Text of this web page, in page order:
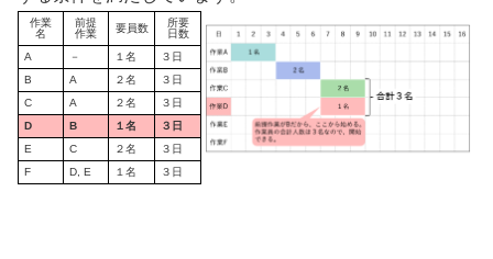
作業
名
前提
作業
要員数
所要
日数
A
－ １名
３日
B
A ２名
３日
C
A ２名
３日
D
B １名
３日
E
C ２名
３日
F
D, E １名 ３日